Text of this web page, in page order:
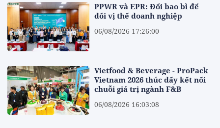
PPWR và EPR: Đổi bao bì để
đổi vị thế doanh nghiệp
06/08/2026 17:26:00
Vietfood & Beverage - ProPack
Vietnam 2026 thúc đẩy kết nối
chuỗi giá trị ngành F&B
06/08/2026 16:03:08